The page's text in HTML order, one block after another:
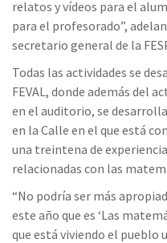
relatos y vídeos para el
para el profesorado”,
secretario general de la
Todas las actividades se
FEVAL, donde además del
en el auditorio, se
en la Calle en el que está
una treintena de
relacionadas con las
“No podría ser más
este año que es ‘Las
que está viviendo el pueblo